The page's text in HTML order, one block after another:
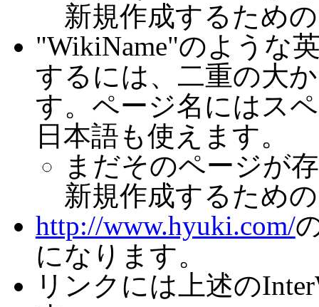
新規作成するため
"WikiName"のような
するには、二重の大
す。ページ名にはス
日本語も使えます。
まだそのページが
新規作成するため
http://www.hyuki.com/
になります。
リンクには上述の